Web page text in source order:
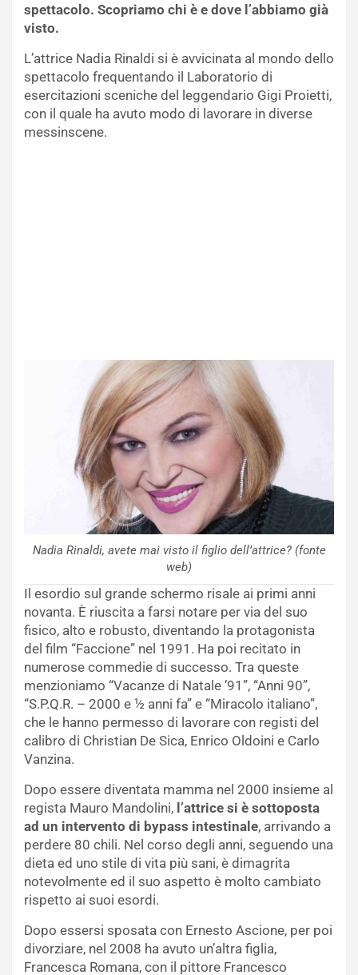
spettacolo. Scopriamo chi è e dove l’abbiamo già
visto.
L’attrice Nadia Rinaldi si è avvicinata al mondo dello
spettacolo frequentando il Laboratorio di
esercitazioni sceniche del leggendario Gigi Proietti,
con il quale ha avuto modo di lavorare in diverse
messinscene.
Nadia Rinaldi, avete mai visto il figlio dell’attrice? (fonte
web)
Il esordio sul grande schermo risale ai primi anni
novanta. È riuscita a farsi notare per via del suo
fisico, alto e robusto, diventando la protagonista
del film “Faccione” nel 1991. Ha poi recitato in
numerose commedie di successo. Tra queste
menzioniamo “Vacanze di Natale ’91”, “Anni 90”,
“S.P.Q.R. – 2000 e ½ anni fa” e “Miracolo italiano”,
che le hanno permesso di lavorare con registi del
calibro di Christian De Sica, Enrico Oldoini e Carlo
Vanzina.
Dopo essere diventata mamma nel 2000 insieme al
regista Mauro Mandolini, l’attrice si è sottoposta
ad un intervento di bypass intestinale, arrivando a
perdere 80 chili. Nel corso degli anni, seguendo una
dieta ed uno stile di vita più sani, è dimagrita
notevolmente ed il suo aspetto è molto cambiato
rispetto ai suoi esordi.
Dopo essersi sposata con Ernesto Ascione, per poi
divorziare, nel 2008 ha avuto un’altra figlia,
Francesca Romana, con il pittore Francesco